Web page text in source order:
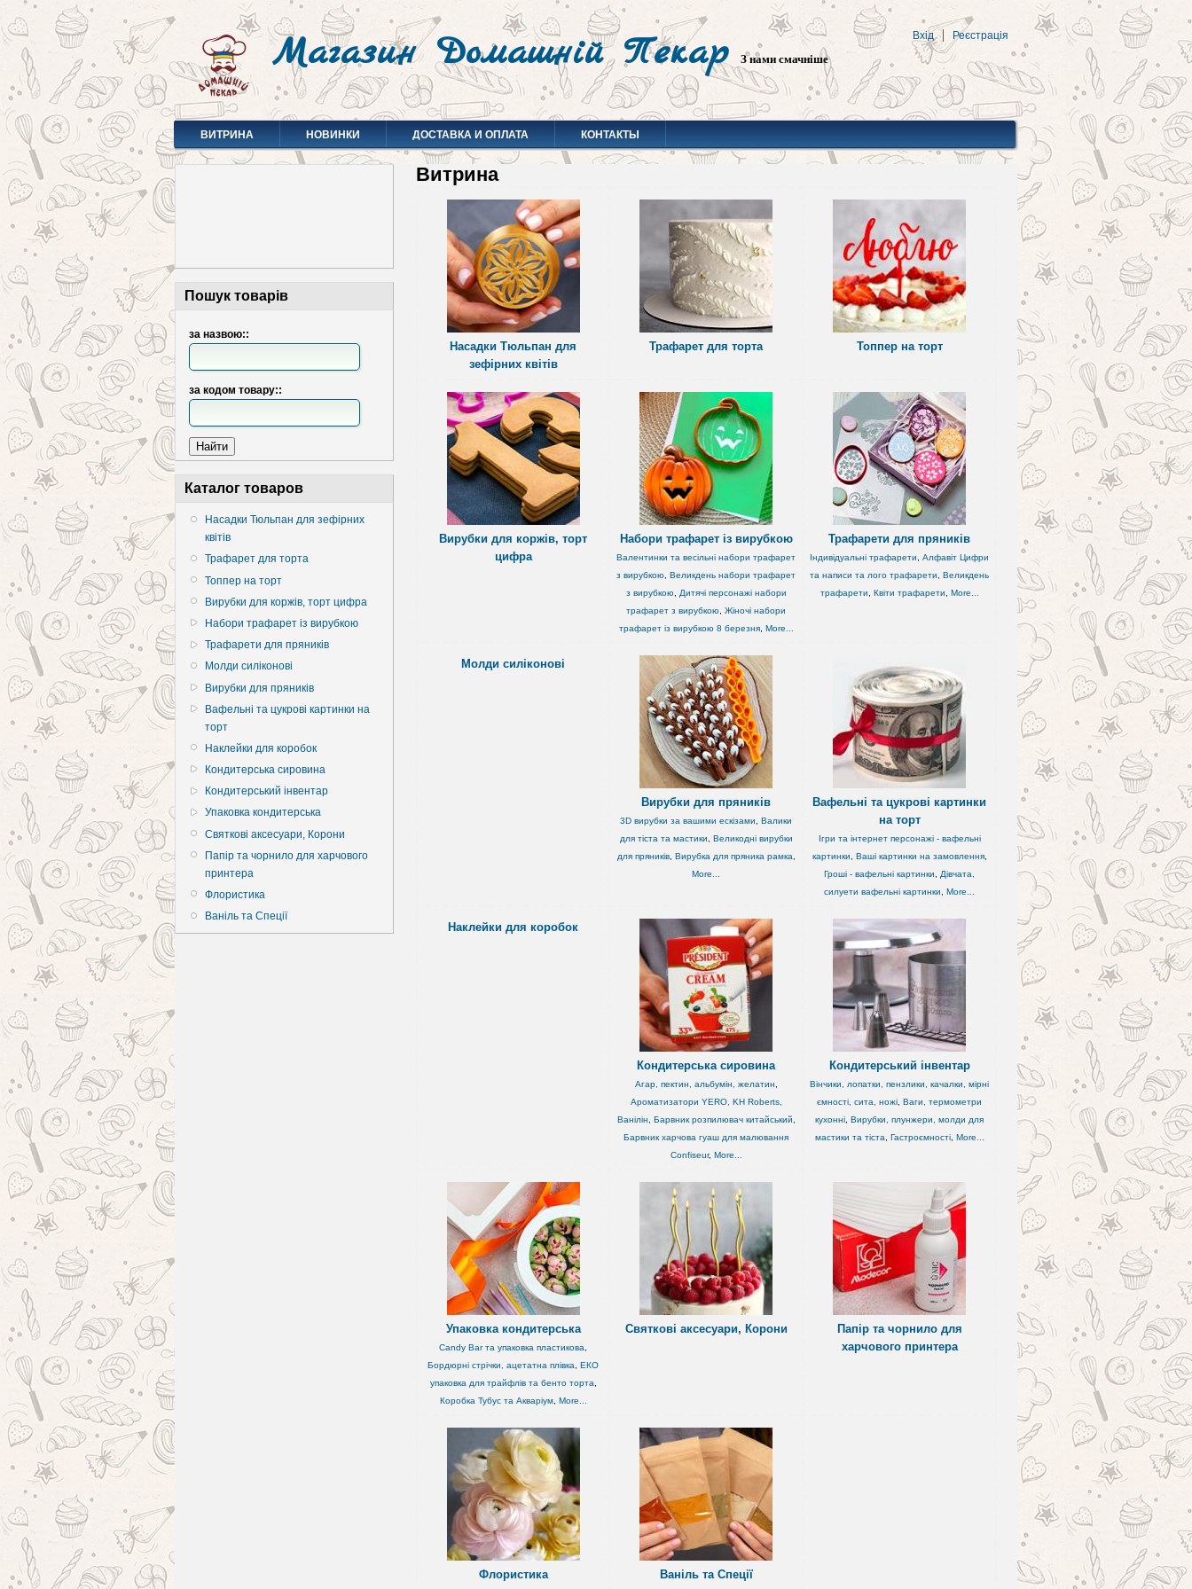
Магазин Домашній Пекар З нами смачніше
Вхід Реєстрація
ВИТРИНА НОВИНКИ ДОСТАВКА И ОПЛАТА КОНТАКТЫ
Пошук товарів
за назвою::
за кодом товару::
Каталог товаров
Насадки Тюльпан для зефірних
квітів
Трафарет для торта
Топпер на торт
Вирубки для коржів, торт цифра
Набори трафарет із вирубкою
Трафарети для пряників
Молди силіконові
Вирубки для пряників
Вафельні та цукрові картинки на
торт
Наклейки для коробок
Кондитерська сировина
Кондитерський інвентар
Упаковка кондитерська
Святкові аксесуари, Корони
Папір та чорнило для харчового
принтера
Флористика
Ваніль та Спеції
Витрина
Насадки Тюльпан для
зефірних квітів
Трафарет для торта Топпер на торт
Вирубки для коржів, торт
цифра
Набори трафарет із вирубкою
Валентинки та весільні набори трафарет
з вирубкою
Великдень набори трафарет
з вирубкою
Дитячі персонажі набори
трафарет з вирубкою
Жіночі набори
трафарет із вирубкою 8 березня, More...
Трафарети для пряників
Індивідуальні трафарети
Алфавіт Цифри
та написи та лого трафарети
Великдень
трафарети
Квіти трафарети More...
Молди силіконові
Вирубки для пряників
3D вирубки за вашими ескізами
Валики
для тіста та мастики
Великодні вирубки
для пряників, Вирубка для пряника рамка
More...
Вафельні та цукрові картинки
на торт
Ігри та інтернет персонажі - вафельні
картинки
Ваші картинки на замовлення,
Гроші - вафельні картинки
Дівчата,
силуети вафельні картинки
More...
Наклейки для коробок
Кондитерська сировина
Агар, пектин, альбумін, желатин
Ароматизатори YERO, KH Roberts,
Ванілін
Барвник розпилювач китайський
Барвник харчова гуаш для малювання
Confiseur, More...
Кондитерський інвентар
Вінчики, лопатки, пензлики, качалки, мірні
ємності, сита, ножі Ваги, термометри
кухонні Вирубки, плунжери, молди для
мастики та тіста
Гастроємності, More...
Упаковка кондитерська
Candy Bar та упаковка пластикова
Бордюрні стрічки, ацетатна плівка
ЕКО
упаковка для трайфлів та бенто торта
Коробка Тубус та Акваріум, More...
Святкові аксесуари, Корони
Папір та чорнило для
харчового принтера
Флористика Ваніль та Спеції